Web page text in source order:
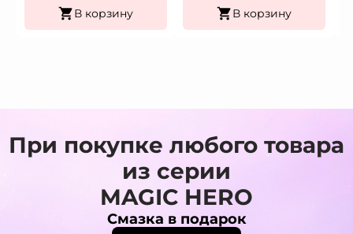
В корзину
В корзину
При покупке любого товара
из серии
MAGIC HERO
Смазка в подарок